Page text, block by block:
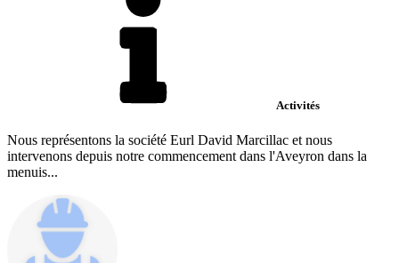
Activités
Nous représentons la société Eurl David Marcillac et nous
intervenons depuis notre commencement dans l'Aveyron dans la
menuis...